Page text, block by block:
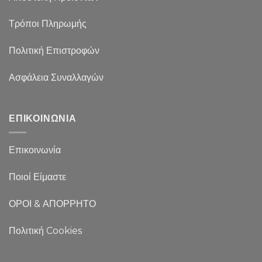
Τρόποι Πληρωμής
Πολιτική Επιστροφών
Ασφάλεια Συναλλαγών
ΕΠΙΚΟΙΝΩΝΙΑ
Επικοινωνία
Ποιοί Είμαστε
ΟΡΟΙ & ΑΠΟΡΡΗΤΟ
Πολιτική Cookies